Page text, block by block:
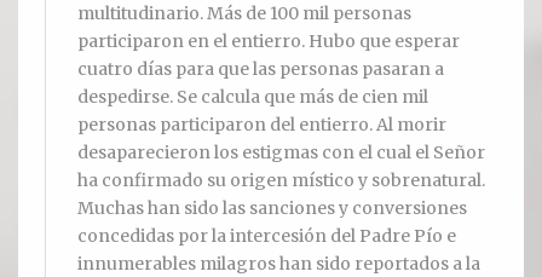
multitudinario. Más de 100 mil personas
participaron en el entierro. Hubo que esperar
cuatro días para que las personas pasaran a
despedirse. Se calcula que más de cien mil
personas participaron del entierro. Al morir
desaparecieron los estigmas con el cual el Señor
ha confirmado su origen místico y sobrenatural.
Muchas han sido las sanciones y conversiones
concedidas por la intercesión del Padre Pío e
innumerables milagros han sido reportados a la